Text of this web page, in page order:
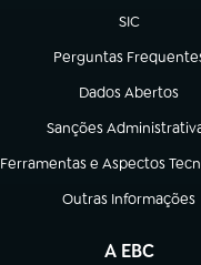
SIC
(abre em
Perguntas
(abre em nova aba)
Dados Abertos
(abre em nova aba)
Sanções
(abre em nova aba)
Ferramentas e Aspectos
(abre em nova aba)
Outras Informações
(abre em nova aba)
A EBC